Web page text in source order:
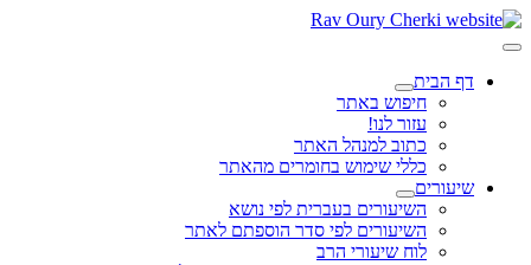
דף הבית
חיפוש באתר
עזור לנו!
כתוב למנהל האתר
כללי שימוש בחומרים מהאתר
שיעורים
השיעורים בעברית לפי נושא
השיעורים לפי סדר הוספתם לאתר
לוח שיעורי הרב